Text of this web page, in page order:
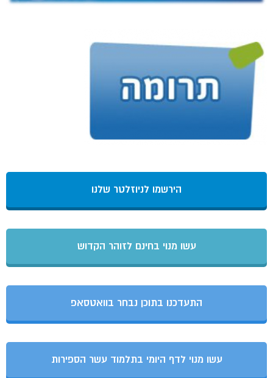
הירשמו לניוזלטר שלנו
עשו מנוי בחינם לזוהר הקדוש
התעדכנו בתוכן נבחר בוואטסאפ
עשו מנוי לדף היומי בתלמוד עשר הספירות